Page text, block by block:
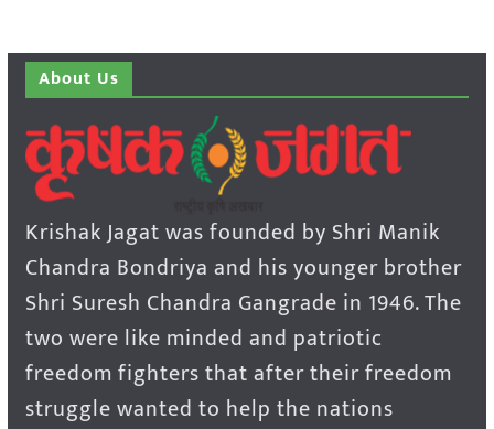
About Us
Krishak Jagat was founded by Shri Manik
Chandra Bondriya and his younger brother
Shri Suresh Chandra Gangrade in 1946. The
two were like minded and patriotic
freedom fighters that after their freedom
struggle wanted to help the nations